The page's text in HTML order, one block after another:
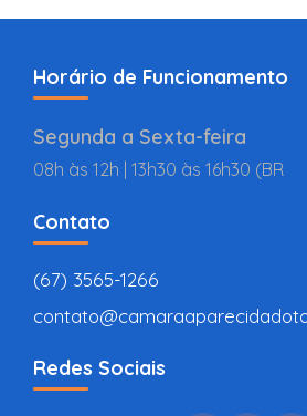
Horário de Funcionamento
Segunda a Sexta-feira
08h às 12h | 13h30 às 16h30 (BR
Contato
(67) 3565-1266
Redes Sociais